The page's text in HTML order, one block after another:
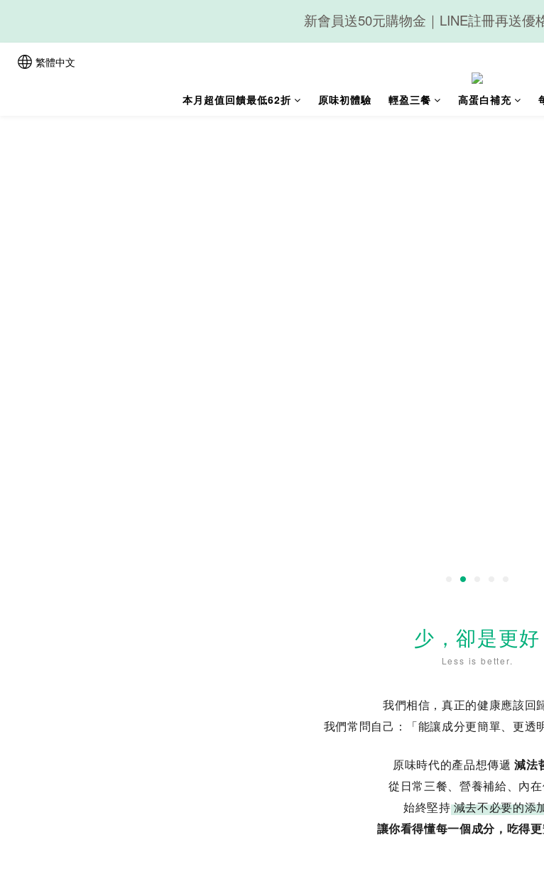
隨心享受｜貝果任選6組$899
新會員送50元購物金｜LINE註冊再送優
繁體中文
本月超值回饋最低62折 原味初體驗 輕盈三餐 高蛋白補充
少，卻是更好
Less is better.
我們相信，真正的健康應該回
我們常問自己：「能讓成分更簡單、更透
原味時代的產品想傳遞減法
從日常三餐、營養補給、內
始終堅持 減去不必要的添
讓你看得懂每一個成分，吃得更